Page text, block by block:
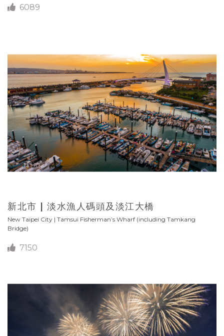
6089
新北市 | 淡水漁人碼頭及淡江大橋
New Taipei City | Tamsui Fisherman’s Wharf (including Tamkang
Bridge)
7150